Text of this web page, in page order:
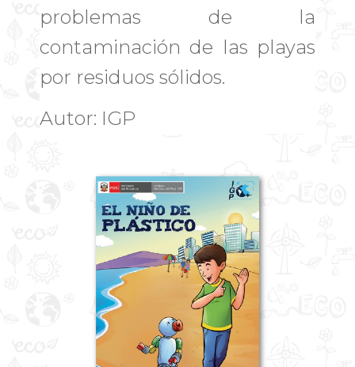
problemas de la
contaminación de las playas
por residuos sólidos.
Autor: IGP